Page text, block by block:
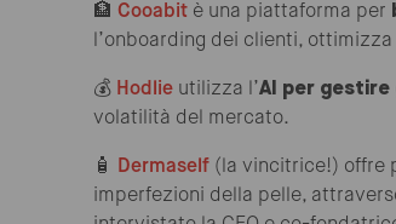
🏦 Cooabit è una piattaforma per
l’onboarding dei clienti,
💰 Hodlie utilizza l’AI per
volatilità del mercato.
🧴 Dermaself (la vincitrice!) offre
imperfezioni della pelle,